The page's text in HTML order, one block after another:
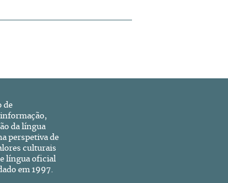
de
da língua
perspetiva de
culturais
língua oficial
em 1997.